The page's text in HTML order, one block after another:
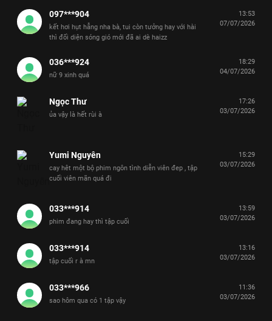
097***904
kết hơi hụt hẫng nha bà, tui còn tưởng hay với hài
thì đối diện sóng gió mới đã ai dè haizz
13:53
07/07/2026
036***924
nữ 9 xinh quá
18:29
04/07/2026
Ngọc Thư
ủa vậy là hết rùi à
17:26
03/07/2026
Yumi Nguyên
cay hêt một bộ phim ngôn tình diễn viên đep , tập
cuối viên mãn quá đi
15:29
03/07/2026
033***914
phim đang hay thì tập cuối
13:59
03/07/2026
033***914
tập cuối r à mn
13:16
03/07/2026
033***966
sao hôm qua có 1 tập vậy
11:36
03/07/2026